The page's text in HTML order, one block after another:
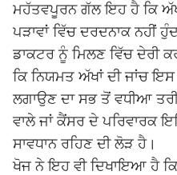
ਮਹੱਤਵਪੂਰਨ ਗੱਲ ਇਹ ਹੈ ਕਿ
ਪੜਾਵਾਂ ਵਿੱਚ ਦਰਦਨਾਕ ਨਹੀਂ
ਡਾਕਟਰ ਨੂੰ ਮਿਲਣ ਵਿੱਚ ਦੇਰੀ
ਕਿ ਨਿਯਮਤ ਅੱਖਾਂ ਦੀ ਜਾਂਚ ਇਸ
ਲਗਾਉਣ ਦਾ ਸਭ ਤੋਂ ਵਧੀਆ
ਵਾਲੇ ਜਾਂ ਕੈਂਸਰ ਦੇ ਪਰਿਵਾਰਕ
ਸਾਵਧਾਨ ਰਹਿਣ ਦੀ ਲੋੜ ਹੈ।
ਖੋਜ ਨੇ ਇਹ ਵੀ ਦਿਖਾਇਆ ਹੈ